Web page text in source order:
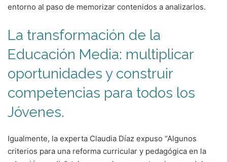
entorno al paso de memorizar contenidos a analizarlos.
La transformación de la
Educación Media: multiplicar
oportunidades y construir
competencias para todos los
Jóvenes.
Igualmente, la experta Claudia Díaz expuso “Algunos
criterios para una reforma curricular y pedagógica en la